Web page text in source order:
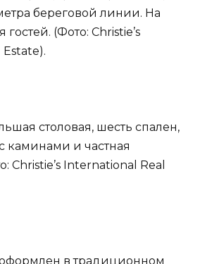
береговой линии. На
(Фото: Christie’s
столовая, шесть спален,
каминами и частная
Christie’s International Real
в традиционном